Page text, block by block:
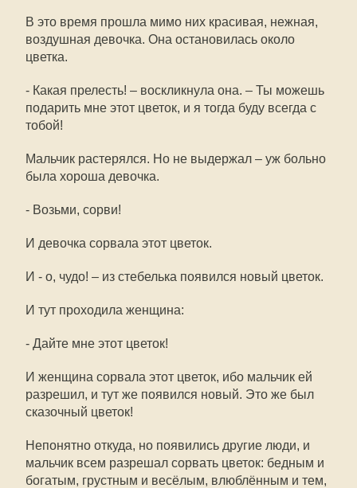
В это время прошла мимо них красивая, нежная,
воздушная девочка. Она остановилась около
цветка.
- Какая прелесть! – воскликнула она. – Ты можешь
подарить мне этот цветок, и я тогда буду всегда с
тобой!
Мальчик растерялся. Но не выдержал – уж больно
была хороша девочка.
- Возьми, сорви!
И девочка сорвала этот цветок.
И - о, чудо! – из стебелька появился новый цветок.
И тут проходила женщина:
- Дайте мне этот цветок!
И женщина сорвала этот цветок, ибо мальчик ей
разрешил, и тут же появился новый. Это же был
сказочный цветок!
Непонятно откуда, но появились другие люди, и
мальчик всем разрешал сорвать цветок: бедным и
богатым, грустным и весёлым, влюблённым и тем,